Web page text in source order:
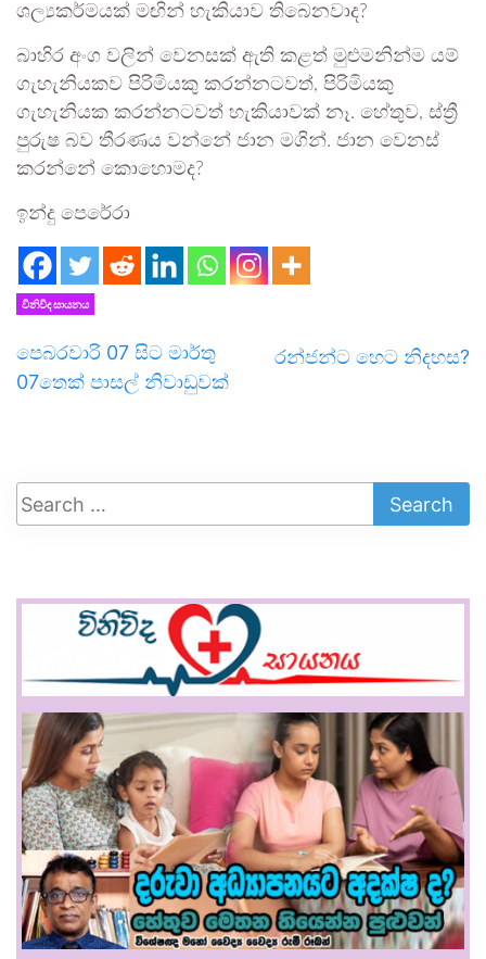
ශල්‍යකර්මයක් මඟින් හැකියාව තිබෙනවාද?
බාහිර අංග වලින් වෙනසක් ඇති කළත් මුළුමනින්ම යම්
ගැහැනියකව පිරිමියකු කරන්නටවත්, පිරිමියකු
ගැහැනියක කරන්නටවත් හැකියාවක් නෑ. හේතුව, ස්ත්‍රී
පුරුෂ බව තීරණය වන්නේ ජාන මගින්. ජාන වෙනස්
කරන්නේ කොහොමද?
ඉන්දු පෙරේරා
විනිවිද සායනය
පෙබරවාරි 07 සිට මාර්තු
07තෙක් පාසල් නිවාඩුවක්
රන්ජන්ට හෙට නිදහස?